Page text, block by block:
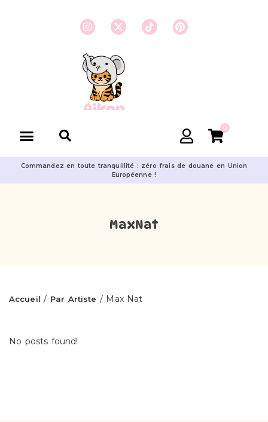
0
Commandez en toute tranquillité : zéro frais de douane en Union
Européenne !
MaxNat
Accueil / Par Artiste / Max Nat
No posts found!